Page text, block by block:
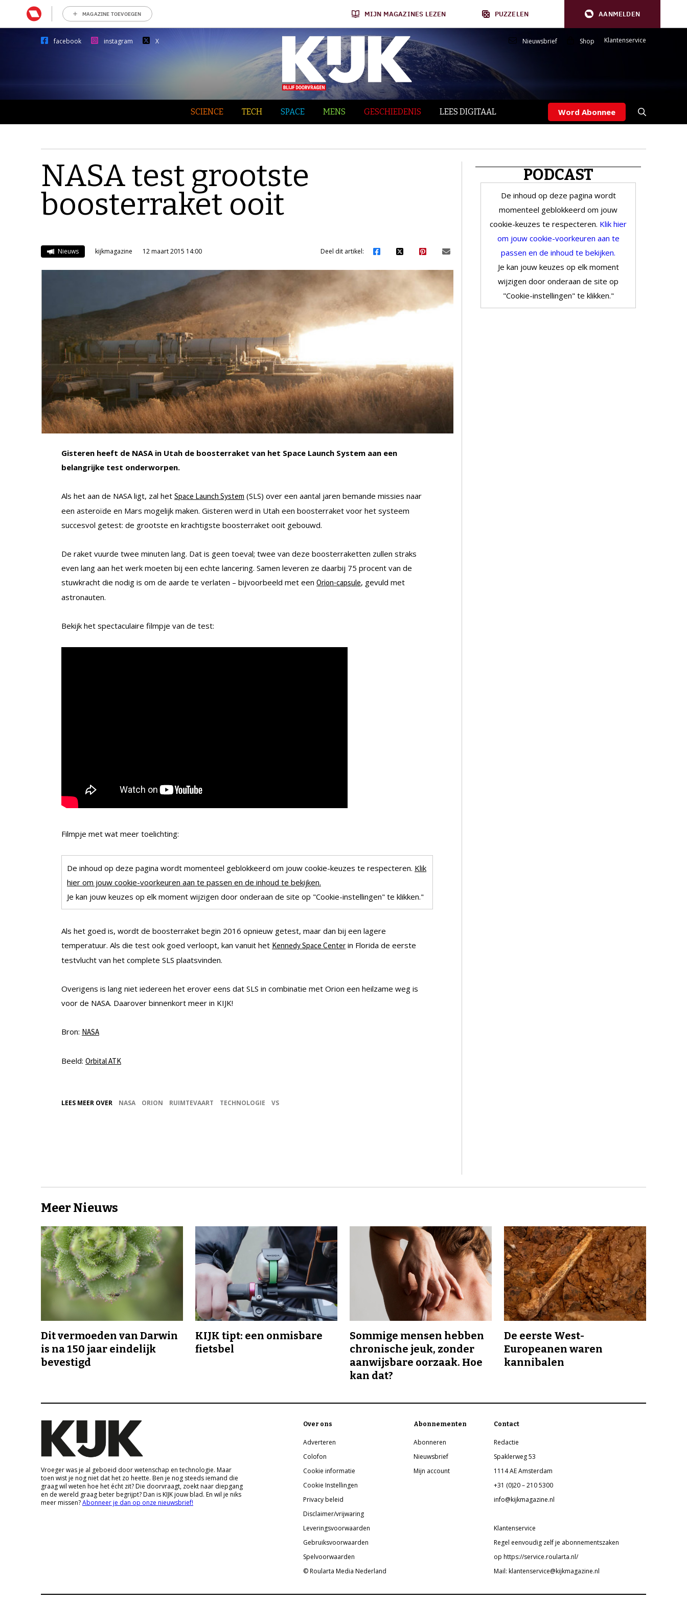
MAGAZINE TOEVOEGEN MIJN MAGAZINES LEZEN PUZZELEN AANMELDEN
facebook instagram X Nieuwsbrief Shop Klantenservice
SCIENCE TECH SPACE MENS GESCHIEDENIS LEES DIGITAAL Word Abonnee
NASA test grootste
boosterraket ooit
Nieuws kijkmagazine 12 maart 2015 14:00 Deel dit artikel:
Gisteren heeft de NASA in Utah de boosterraket van het Space Launch System aan een
belangrijke test onderworpen.
Als het aan de NASA ligt, zal het Space Launch System (SLS) over een aantal jaren bemande missies naar
een asteroïde en Mars mogelijk maken. Gisteren werd in Utah een boosterraket voor het systeem
succesvol getest: de grootste en krachtigste boosterraket ooit gebouwd.
De raket vuurde twee minuten lang. Dat is geen toeval; twee van deze boosterraketten zullen straks
even lang aan het werk moeten bij een echte lancering. Samen leveren ze daarbij 75 procent van de
stuwkracht die nodig is om de aarde te verlaten – bijvoorbeeld met een Orion-capsule, gevuld met
astronauten.
Bekijk het spectaculaire filmpje van de test:
Filmpje met wat meer toelichting:
De inhoud op deze pagina wordt momenteel geblokkeerd om jouw cookie-keuzes te respecteren. Klik
hier om jouw cookie-voorkeuren aan te passen en de inhoud te bekijken.
Je kan jouw keuzes op elk moment wijzigen door onderaan de site op "Cookie-instellingen" te klikken."
Als het goed is, wordt de boosterraket begin 2016 opnieuw getest, maar dan bij een lagere
temperatuur. Als die test ook goed verloopt, kan vanuit het Kennedy Space Center in Florida de eerste
testvlucht van het complete SLS plaatsvinden.
Overigens is lang niet iedereen het erover eens dat SLS in combinatie met Orion een heilzame weg is
voor de NASA. Daarover binnenkort meer in KIJK!
Bron: NASA
Beeld: Orbital ATK
LEES MEER OVER NASA ORION RUIMTEVAART TECHNOLOGIE VS
PODCAST
De inhoud op deze pagina wordt
momenteel geblokkeerd om jouw
cookie-keuzes te respecteren. Klik hier
om jouw cookie-voorkeuren aan te
passen en de inhoud te bekijken.
Je kan jouw keuzes op elk moment
wijzigen door onderaan de site op
"Cookie-instellingen" te klikken."
Meer Nieuws
Dit vermoeden van Darwin
is na 150 jaar eindelijk
bevestigd
KIJK tipt: een onmisbare
fietsbel
Sommige mensen hebben
chronische jeuk, zonder
aanwijsbare oorzaak. Hoe
kan dat?
De eerste West-
Europeanen waren
kannibalen
Vroeger was je al geboeid door wetenschap en technologie. Maar
toen wist je nog niet dat het zo heette. Ben je nog steeds iemand die
graag wil weten hoe het écht zit? Die doorvraagt, zoekt naar diepgang
en de wereld graag beter begrijpt? Dan is KIJK jouw blad. En wil je niks
meer missen?Abonneer je dan op onze nieuwsbrief!
Over ons
Adverteren
Colofon
Cookie informatie
Cookie Instellingen
Privacy beleid
Disclaimer/vrijwaring
Leveringsvoorwaarden
Gebruiksvoorwaarden
Spelvoorwaarden
© Roularta Media Nederland
Abonnementen
Abonneren
Nieuwsbrief
Mijn account
Contact
Redactie
Spaklerweg 53
1114 AE Amsterdam
+31 (0)20 – 210 5300
info@kijkmagazine.nl
Klantenservice
Regel eenvoudig zelf je abonnementszaken
op https://service.roularta.nl/
Mail: klantenservice@kijkmagazine.nl